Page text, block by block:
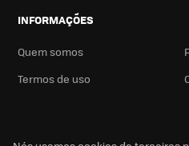
INFORMAÇÕES
Quem somos
Termos de uso